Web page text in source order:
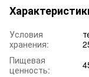
Условия
хранения:
Пищевая
ценность: